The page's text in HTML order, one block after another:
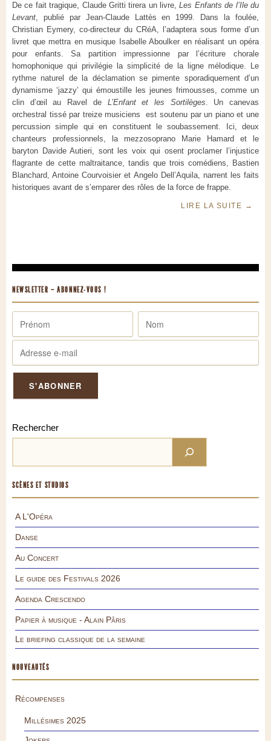
De ce fait tragique, Claude Gritti tirera un livre,Les Enfants de l’Ile du
Levant, publié par Jean-Claude Lattès en 1999. Dans la foulée,
Christian Eymery, co-directeur du CRéA, l’adaptera sous forme d’un
livret que mettra en musique Isabelle Aboulker en réalisant un opéra
pour enfants. Sa partition impressionne par l’écriture chorale
homophonique qui privilégie la simplicité de la ligne mélodique. Le
rythme naturel de la déclamation se pimente sporadiquement d’un
dynamisme ‘jazzy’ qui émoustille les jeunes frimousses, comme un
clin d’œil au Ravel de L’Enfant et les Sortilèges. Un canevas
orchestral tissé par treize musiciens est soutenu par un piano et une
percussion simple qui en constituent le soubassement. Ici, deux
chanteurs professionnels, la mezzosoprano Marie Hamard et le
baryton Davide Autieri, sont les voix qui osent proclamer l’injustice
flagrante de cette maltraitance, tandis que trois comédiens, Bastien
Blanchard, Antoine Courvoisier et Angelo Dell’Aquila, narrent les faits
historiques avant de s’emparer des rôles de la force de frappe.
LIRE LA SUITE →
NEWSLETTER – ABONNEZ-VOUS !
Rechercher
SCÈNES ET STUDIOS
A L'Opéra
Danse
Au Concert
Le guide des Festivals 2026
Agenda Crescendo
Papier à musique - Alain Pâris
Le briefing classique de la semaine
NOUVEAUTÉS
Récompenses
Millésimes 2025